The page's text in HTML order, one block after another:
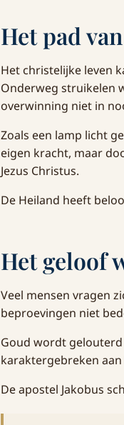
Het pad
Het christelijke leven
Onderweg struikelen
overwinning niet in
Zoals een lamp licht
eigen kracht, maar
Jezus Christus.
De Heiland heeft
Het geloof
Veel mensen vragen
beproevingen niet
Goud wordt
karaktergebreken
De apostel Jakobus